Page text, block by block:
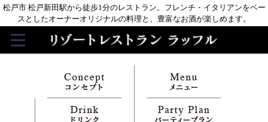
松戸市 松戸新田駅から徒歩1分のレストラン。フレンチ・イタリアンをベー
スとしたオーナーオリジナルの料理と、豊富なお酒が楽しめます。